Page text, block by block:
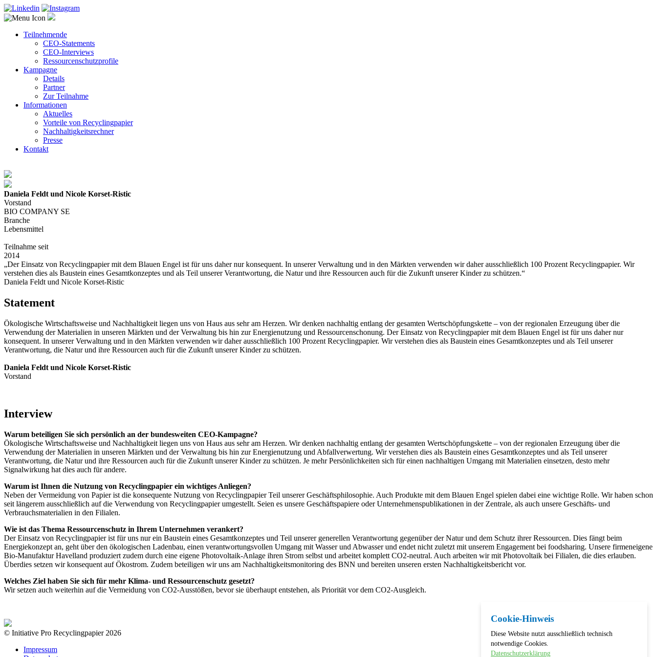
Teilnehmende
CEO-Statements
CEO-Interviews
Ressourcenschutzprofile
Kampagne
Details
Partner
Zur Teilnahme
Informationen
Aktuelles
Vorteile von Recyclingpapier
Nachhaltigkeitsrechner
Presse
Kontakt
Daniela Feldt und Nicole Korset-Ristic
Vorstand
BIO COMPANY SE
Branche
Lebensmittel
Teilnahme seit
2014
„Der Einsatz von Recyclingpapier mit dem Blauen Engel ist für uns daher nur konsequent. In unserer Verwaltung und in den Märkten verwenden wir daher ausschließlich 100 Prozent Recyclingpapier. Wir
verstehen dies als Baustein eines Gesamtkonzeptes und als Teil unserer Verantwortung, die Natur und ihre Ressourcen auch für die Zukunft unserer Kinder zu schützen.“
Daniela Feldt und Nicole Korset-Ristic
Statement
Ökologische Wirtschaftsweise und Nachhaltigkeit liegen uns von Haus aus sehr am Herzen. Wir denken nachhaltig entlang der gesamten Wertschöpfungskette – von der regionalen Erzeugung über die
Verwendung der Materialien in unseren Märkten und der Verwaltung bis hin zur Energienutzung und Ressourcenschonung. Der Einsatz von Recyclingpapier mit dem Blauen Engel ist für uns daher nur
konsequent. In unserer Verwaltung und in den Märkten verwenden wir daher ausschließlich 100 Prozent Recyclingpapier. Wir verstehen dies als Baustein eines Gesamtkonzeptes und als Teil unserer
Verantwortung, die Natur und ihre Ressourcen auch für die Zukunft unserer Kinder zu schützen.
Daniela Feldt und Nicole Korset-Ristic
Vorstand
Interview
Warum beteiligen Sie sich persönlich an der bundesweiten CEO-Kampagne?
Ökologische Wirtschaftsweise und Nachhaltigkeit liegen uns von Haus aus sehr am Herzen. Wir denken nachhaltig entlang der gesamten Wertschöpfungskette – von der regionalen Erzeugung über die
Verwendung der Materialien in unseren Märkten und der Verwaltung bis hin zur Energienutzung und Abfallverwertung. Wir verstehen dies als Baustein eines Gesamtkonzeptes und als Teil unserer
Verantwortung, die Natur und ihre Ressourcen auch für die Zukunft unserer Kinder zu schützen. Je mehr Persönlichkeiten sich für einen nachhaltigen Umgang mit Materialien einsetzen, desto mehr
Signalwirkung hat dies auch für andere.
Warum ist Ihnen die Nutzung von Recyclingpapier ein wichtiges Anliegen?
Neben der Vermeidung von Papier ist die konsequente Nutzung von Recyclingpapier Teil unserer Geschäftsphilosophie. Auch Produkte mit dem Blauen Engel spielen dabei eine wichtige Rolle. Wir haben schon
seit längerem ausschließlich auf die Verwendung von Recyclingpapier umgestellt. Seien es unsere Geschäftspapiere oder Unternehmenspublikationen in der Zentrale, als auch unsere Geschäfts- und
Verbrauchsmaterialien in den Filialen.
Wie ist das Thema Ressourcenschutz in Ihrem Unternehmen verankert?
Der Einsatz von Recyclingpapier ist für uns nur ein Baustein eines Gesamtkonzeptes und Teil unserer generellen Verantwortung gegenüber der Natur und dem Schutz ihrer Ressourcen. Dies fängt beim
Energiekonzept an, geht über den ökologischen Ladenbau, einen verantwortungsvollen Umgang mit Wasser und Abwasser und endet nicht zuletzt mit unserem Engagement bei foodsharing. Unsere firmeneigene
Bio-Manufaktur Havelland produziert zudem durch eine eigene Photovoltaik-Anlage ihren Strom selbst und arbeitet komplett CO2-neutral. Auch arbeiten wir mit Photovoltaik bei Filialen, die dies erlauben.
Überdies setzen wir konsequent auf Ökostrom. Zudem beteiligen wir uns am Nachhaltigkeitsmonitoring des BNN und bereiten unseren ersten Nachhaltigkeitsbericht vor.
Welches Ziel haben Sie sich für mehr Klima- und Ressourcenschutz gesetzt?
Wir setzen auch weiterhin auf die Vermeidung von CO2-Ausstößen, bevor sie überhaupt entstehen, als Priorität vor dem CO2-Ausgleich.
© Initiative Pro Recyclingpapier 2026
Impressum
Cookie-Hinweis
Diese Website nutzt ausschließlich technisch
notwendige Cookies.
Datenschutzerklärung